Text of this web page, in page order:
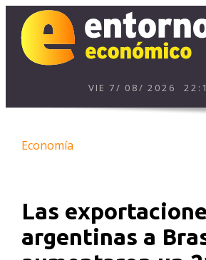
VIE 7/ 08/ 2026
Economía
Las
argentinas a